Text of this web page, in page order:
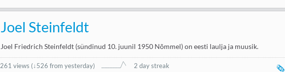
Joel Steinfeldt
Joel Friedrich Steinfeldt (sündinud 10. juunil 1950 Nõmmel) on eesti laulja ja muusik.
261 views (↓526 from yesterday) 2 day streak 🗞️